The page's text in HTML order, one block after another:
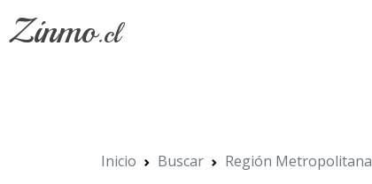
Zinmo.cl
Inicio Buscar Región